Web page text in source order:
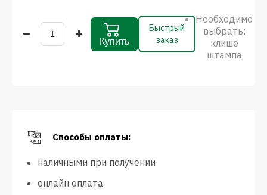
Купить
Быстрый
заказ
Необходимо
выбрать:
клише
штампа
Способы оплаты:
наличными при получении
онлайн оплата